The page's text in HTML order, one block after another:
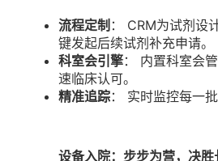
流程定制 ： CRM为试剂设
键发起后续试剂补充申请。
科室会引擎： 内置科室会
速临床认可。
精准追踪： 实时监控每一
设备入院：步步为营，决胜